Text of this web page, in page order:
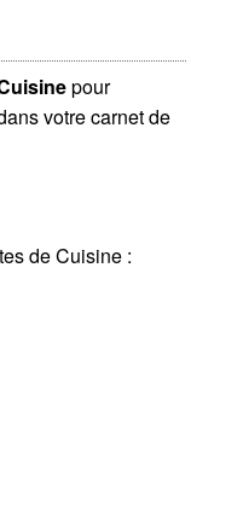
pour
votre carnet de
de Cuisine :